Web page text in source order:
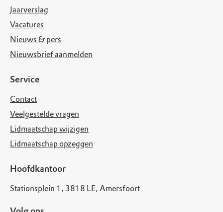
Jaarverslag
Vacatures
Nieuws & pers
Nieuwsbrief aanmelden
Service
Contact
Veelgestelde vragen
Lidmaatschap wijzigen
Lidmaatschap opzeggen
Hoofdkantoor
Stationsplein 1, 3818 LE, Amersfoort